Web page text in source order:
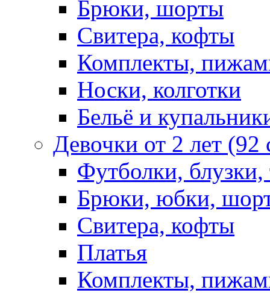
Брюки, шорты
Свитера, кофты
Комплекты,
Носки, колготки
Бельё и
Девочки от 2 лет
Футболки,
Брюки, юбки,
Свитера, кофты
Платья
Комплекты,